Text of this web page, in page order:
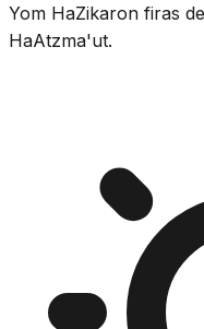
Yom HaZikaron firas
HaAtzma'ut.